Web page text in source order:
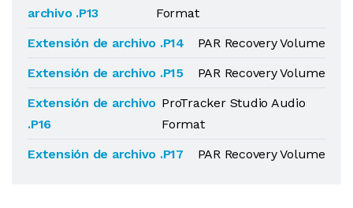
archivo .P13
Format
Extensión de archivo .P14
PAR Recovery Volume
Extensión de archivo .P15
PAR Recovery Volume
Extensión de archivo
.P16
ProTracker Studio Audio
Format
Extensión de archivo .P17
PAR Recovery Volume